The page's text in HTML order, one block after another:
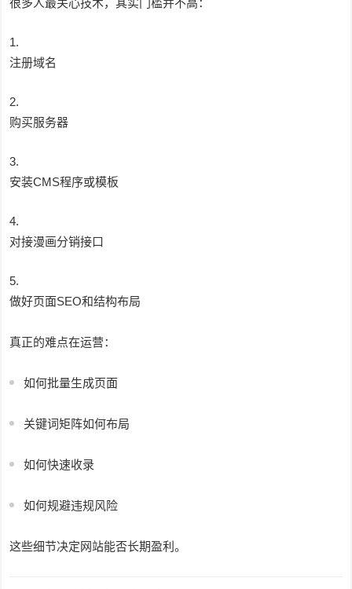
注册域名
购买服务器
安装CMS程序或模板
对接漫画分销接口
做好页面SEO和结构布局
真正的难点在运营：
如何批量生成页面
关键词矩阵如何布局
如何快速收录
如何规避违规风险
这些细节决定网站能否长期盈利。